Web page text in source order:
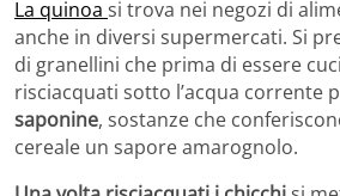
La quinoa si trova nei negozi di
anche in diversi supermercati. Si
di granellini che prima di essere
risciacquati sotto l’acqua corrente
saponine, sostanze che
cereale un sapore amarognolo.